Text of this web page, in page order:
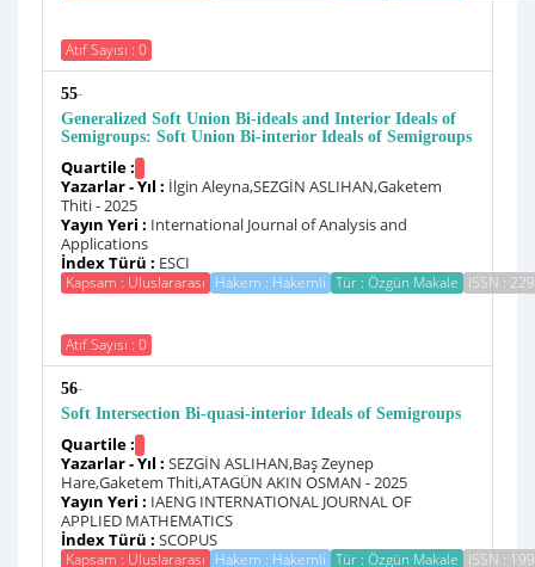
Atıf Sayısı : 0
55-
Generalized Soft Union Bi-ideals and Interior Ideals of
Semigroups: Soft Union Bi-interior Ideals of Semigroups
Quartile :
Yazarlar - Yıl : İlgin Aleyna,SEZGİN ASLIHAN,Gaketem
Thiti - 2025
Yayın Yeri : International Journal of Analysis and
Applications
İndex Türü : ESCI
Kapsam : Uluslararası Hakem : Hakemli Tür : Özgün Makale ISSN :
Atıf Sayısı : 0
56-
Soft Intersection Bi-quasi-interior Ideals of Semigroups
Quartile :
Yazarlar - Yıl : SEZGİN ASLIHAN,Baş Zeynep
Hare,Gaketem Thiti,ATAGÜN AKIN OSMAN - 2025
Yayın Yeri : IAENG INTERNATIONAL JOURNAL OF
APPLIED MATHEMATICS
İndex Türü : SCOPUS
Kapsam : Uluslararası Hakem : Hakemli Tür : Özgün Makale ISSN :